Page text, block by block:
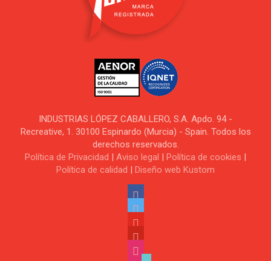
INDUSTRIAS LÓPEZ CABALLERO, S.A. Apdo. 94 -
Recreative, 1. 30100 Espinardo (Murcia) - Spain. Todos los
derechos reservados.
Política de Privacidad
Aviso legal Política de cookies
Política de calidad
Diseño web Kustom